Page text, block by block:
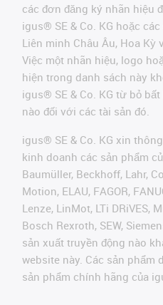
các đơn đăng ký nhãn hiệu
igus® SE & Co. KG hoặc
Liên minh Châu Âu, Hoa Kỳ
Việc một nhãn hiệu, logo
hiện trong danh sách này
igus® SE & Co. KG từ bỏ
nào đối với các tài sản đó.
igus® SE & Co. KG xin
kinh doanh các sản phẩm
Baumüller, Beckhoff, Lahr,
Motion, ELAU, FAGOR,
Lenze, LinMot, LTi DRiVES,
Bosch Rexroth, SEW,
sản xuất truyền động nào
website này. Các sản
sản phẩm chính hãng của